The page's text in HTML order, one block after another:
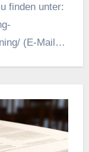
finden unter:
(E-Mail-